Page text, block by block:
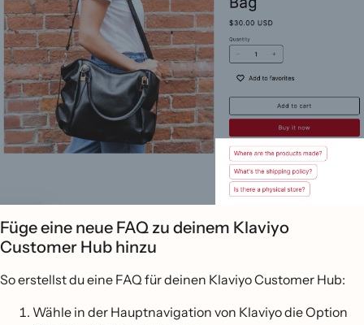
Füge eine neue FAQ zu deinem Klaviyo
Customer Hub hinzu
So erstellst du eine FAQ für deinen Klaviyo Customer Hub:
Wähle in der Hauptnavigation von Klaviyo die Option